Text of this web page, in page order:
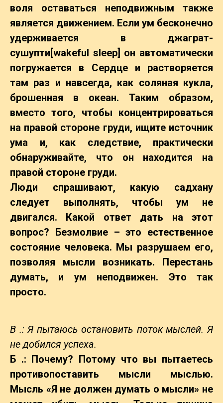
воля оставаться неподвижным также
является движением. Если ум бесконечно
удерживается в джаграт-
сушупти[wakeful sleep] он автоматически
погружается в Сердце и растворяется
там раз и навсегда, как соляная кукла,
брошенная в океан. Таким образом,
вместо того, чтобы концентрироваться
на правой стороне груди, ищите источник
ума и, как следствие, практически
обнаруживайте, что он находится на
правой стороне груди.
Люди спрашивают, какую садхану
следует выполнять, чтобы ум не
двигался. Какой ответ дать на этот
вопрос? Безмолвие – это естественное
состояние человека. Мы разрушаем его,
позволяя мысли возникать. Перестань
думать, и ум неподвижен. Это так
просто.
В .: Я пытаюсь остановить поток мыслей. Я
не добился успеха.
Б .: Почему? Потому что вы пытаетесь
противопоставить мысли мыслью.
Мысль «Я не должен думать о мысли» не